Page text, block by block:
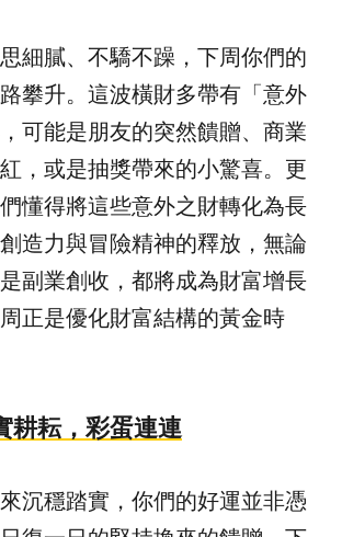
細膩、不驕不躁，下周你們的
攀升。這波橫財多帶有「意外
可能是朋友的突然饋贈、商業
，或是抽獎帶來的小驚喜。更
懂得將這些意外之財轉化為長
造力與冒險精神的釋放，無論
副業創收，都將成為財富增長
正是優化財富結構的黃金時
耕耘，彩蛋連連
沉穩踏實，你們的好運並非憑